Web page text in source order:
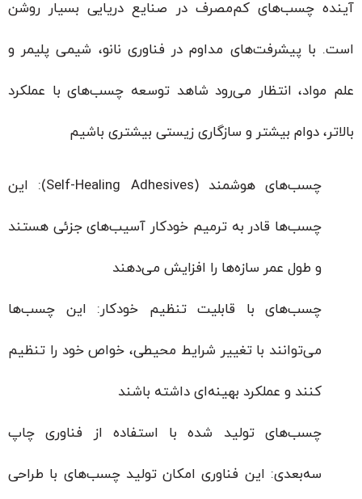
آینده چسب‌های کم‌مصرف در صنایع دریایی بسیار روشن
است. با پیشرفت‌های مداوم در فناوری نانو، شیمی پلیمر و
علم مواد، انتظار می‌رود شاهد توسعه چسب‌های با عملکرد
بالاتر، دوام بیشتر و سازگاری زیستی بیشتری باشیم
چسب‌های هوشمند (Self-Healing Adhesives): این
چسب‌ها قادر به ترمیم خودکار آسیب‌های جزئی هستند
و طول عمر سازه‌ها را افزایش می‌دهند
چسب‌های با قابلیت تنظیم خودکار: این چسب‌ها
می‌توانند با تغییر شرایط محیطی، خواص خود را تنظیم
کنند و عملکرد بهینه‌ای داشته باشند
چسب‌های تولید شده با استفاده از فناوری چاپ
سه‌بعدی: این فناوری امکان تولید چسب‌های با طراحی